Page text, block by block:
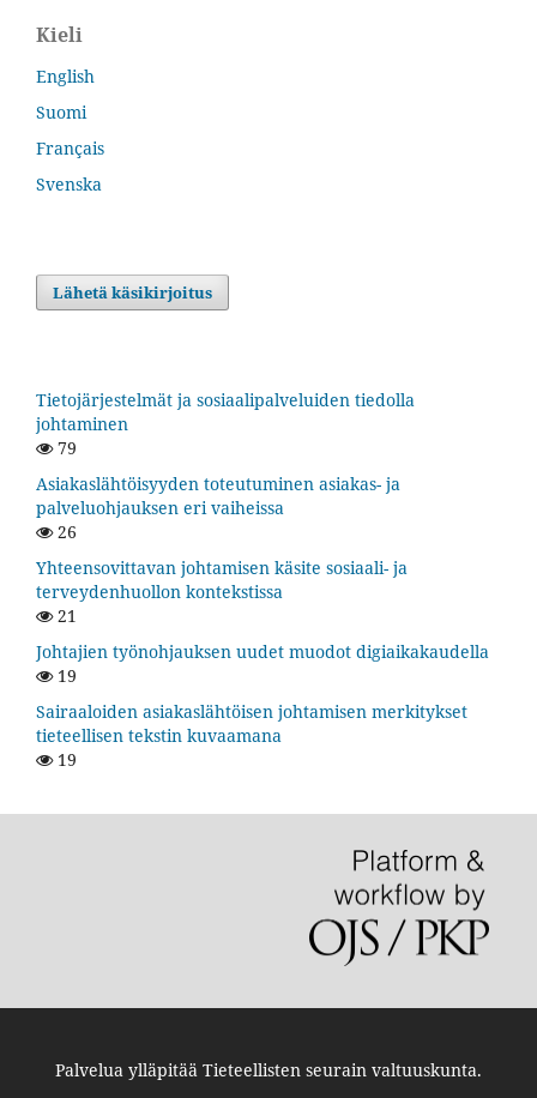
Kieli
English
Suomi
Français
Svenska
Lähetä käsikirjoitus
Tietojärjestelmät ja sosiaalipalveluiden tiedolla
johtaminen
79
Asiakaslähtöisyyden toteutuminen asiakas- ja
palveluohjauksen eri vaiheissa
26
Yhteensovittavan johtamisen käsite sosiaali- ja
terveydenhuollon kontekstissa
21
Johtajien työnohjauksen uudet muodot digiaikakaudella
19
Sairaaloiden asiakaslähtöisen johtamisen merkitykset
tieteellisen tekstin kuvaamana
19
Palvelua ylläpitää Tieteellisten seurain valtuuskunta.